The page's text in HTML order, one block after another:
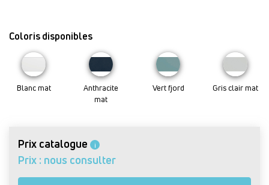
Coloris disponibles
Blanc mat
Anthracite
mat
Vert fjord Gris clair mat
Prix catalogue i
Prix : nous consulter